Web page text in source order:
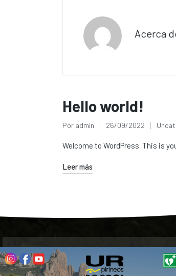
Acerca
Hello world!
Por admin 26/09/2022
Welcome to WordPress. This is
Leer más